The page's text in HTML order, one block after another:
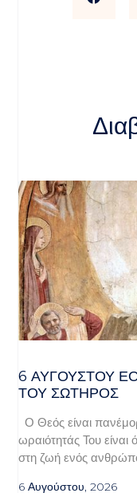
6 ΑΥΓΟΥΣΤΟΥ
ΤΟΥ ΣΩΤΗΡΟΣ
Ο Θεός είναι
ωραιότητάς Του είναι
στη ζωή ενός
6 Αυγούστου, 2026